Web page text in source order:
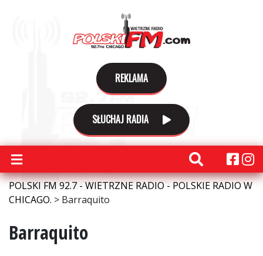
REKLAMA
SŁUCHAJ RADIA
POLSKI FM 92.7 - WIETRZNE RADIO - POLSKIE RADIO W
CHICAGO. > Barraquito
Barraquito